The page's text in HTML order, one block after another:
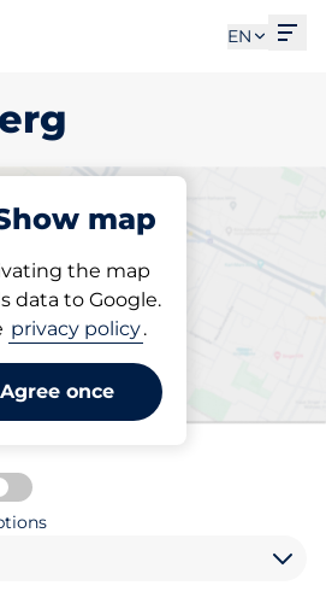
EN
map
the map
data to Google.
privacy policy.
Agree once
Charge
space in